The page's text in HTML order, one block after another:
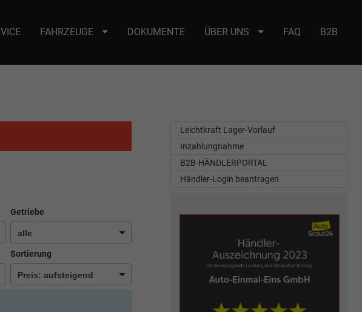
Host Name : selector2._domainkey Points to address or value: selector2-aee-
FAHRZEUGE DOKUMENTE ÜBER UNS FAQ B2B
Getriebe
Sortierung
Leichtkraft Lager-Vorlauf
Inzahlungnahme
B2B-HÄNDLERPORTAL
Händler-Login beantragen